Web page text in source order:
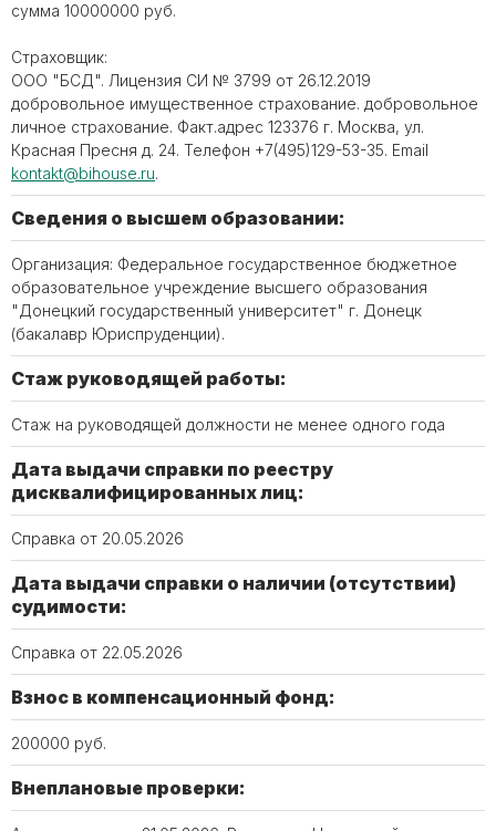
сумма 10000000 руб.
Страховщик:
ООО "БСД". Лицензия СИ № 3799 от 26.12.2019
добровольное имущественное страхование. добровольное
личное страхование. Факт.адрес 123376 г. Москва, ул.
Красная Пресня д. 24. Телефон ‪+7(495)129-53-35. Email
kontakt@bihouse.ru.
Сведения о высшем образовании:
Организация: Федеральное государственное бюджетное
образовательное учреждение высшего образования
"Донецкий государственный университет" г. Донецк
(бакалавр Юриспруденции).
Стаж руководящей работы:
Стаж на руководящей должности не менее одного года
Дата выдачи справки по реестру
дисквалифицированных лиц:
Справка от 20.05.2026
Дата выдачи справки о наличии (отсутствии)
судимости:
Справка от 22.05.2026
Взнос в компенсационный фонд:
200000 руб.
Внеплановые проверки: